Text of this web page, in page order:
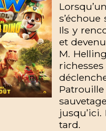
Ils y
et
M.
tard.